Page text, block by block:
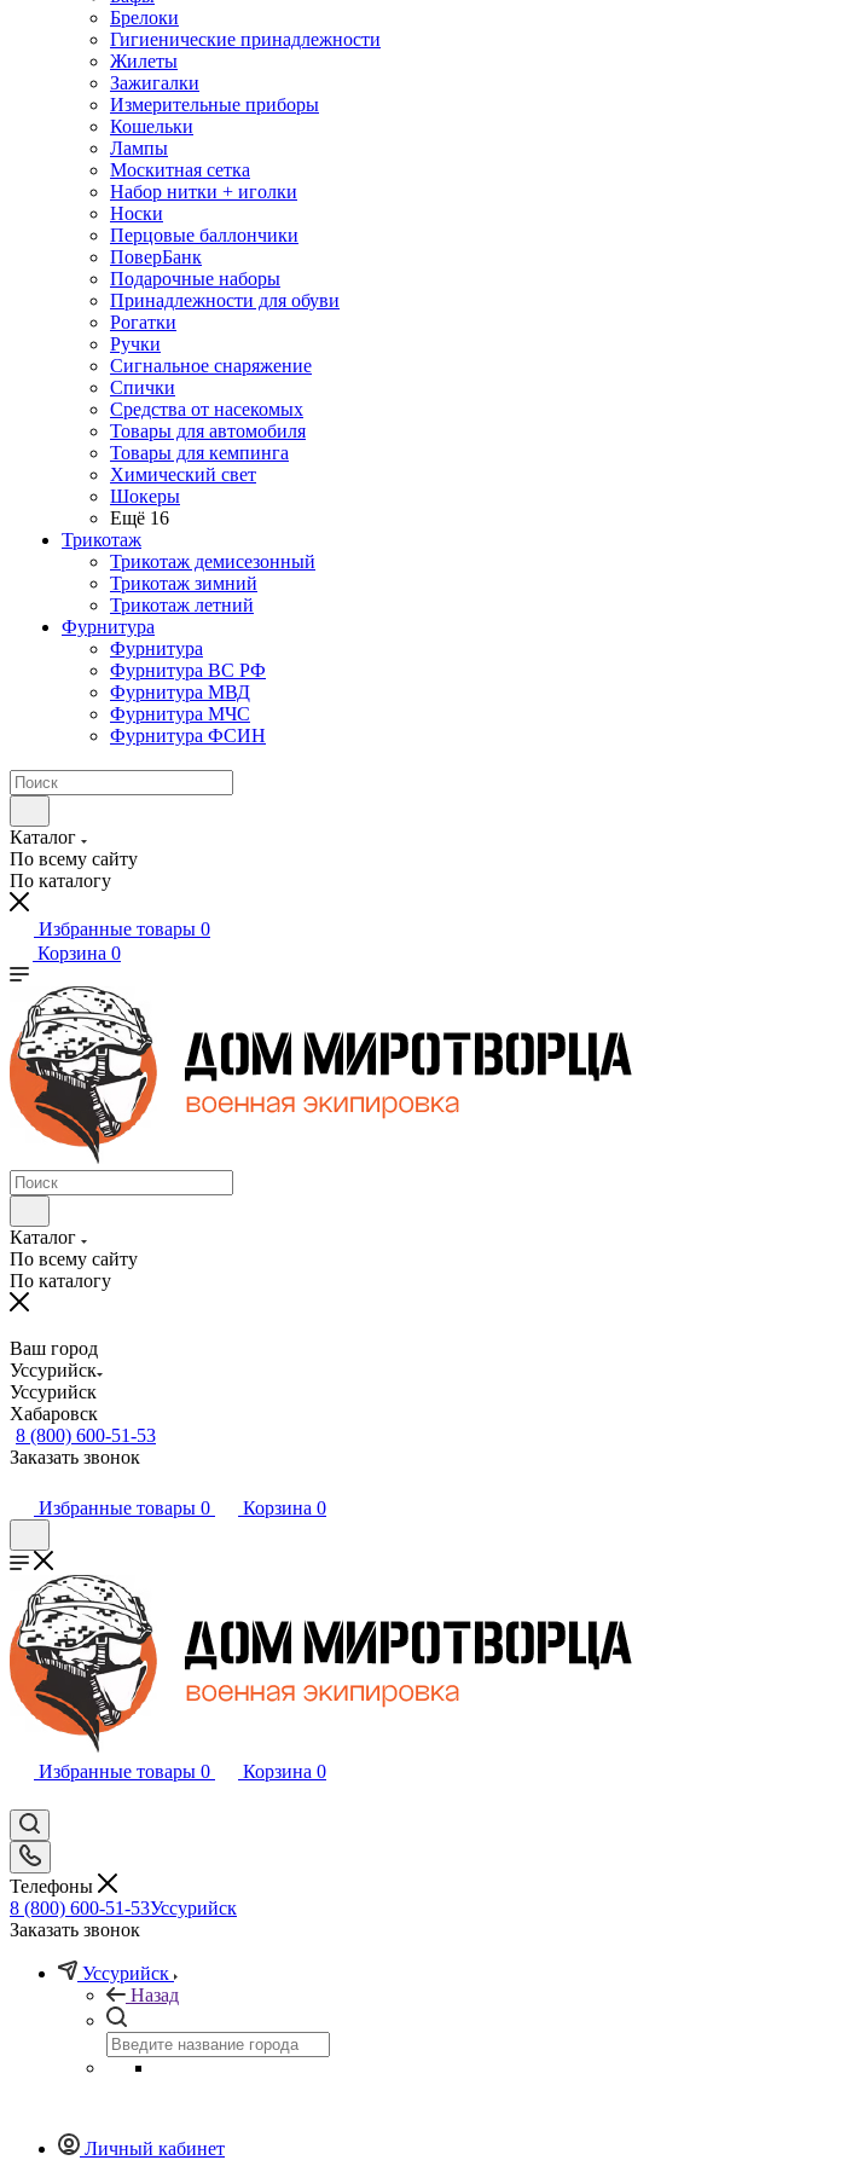
Брелоки
Гигиенические принадлежности
Жилеты
Зажигалки
Измерительные приборы
Кошельки
Лампы
Москитная сетка
Набор нитки + иголки
Носки
Перцовые баллончики
ПоверБанк
Подарочные наборы
Принадлежности для обуви
Рогатки
Ручки
Сигнальное снаряжение
Спички
Средства от насекомых
Товары для автомобиля
Товары для кемпинга
Химический свет
Шокеры
Ещё 16
Трикотаж
Трикотаж демисезонный
Трикотаж зимний
Трикотаж летний
Фурнитура
Фурнитура
Фурнитура ВС РФ
Фурнитура МВД
Фурнитура МЧС
Фурнитура ФСИН
Каталог
По всему сайту
По каталогу
Избранные товары 0
Корзина 0
Каталог
По всему сайту
По каталогу
Ваш город
Уссурийск
Уссурийск
Хабаровск
8 (800) 600-51-53
Заказать звонок
Избранные товары 0 Корзина 0
Избранные товары 0 Корзина 0
Телефоны
8 (800) 600-51-53Уссурийск
Заказать звонок
Уссурийск
Назад
Личный кабинет